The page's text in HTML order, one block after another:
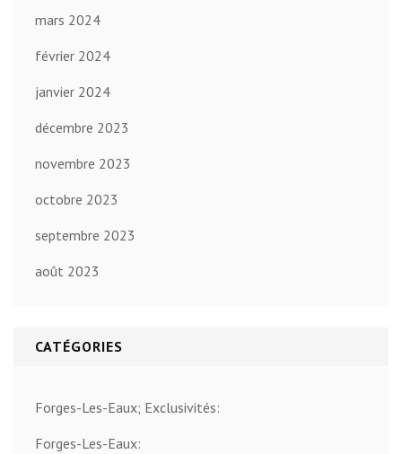
mars 2024
février 2024
janvier 2024
décembre 2023
novembre 2023
octobre 2023
septembre 2023
août 2023
CATÉGORIES
Forges-Les-Eaux; Exclusivités:
Forges-Les-Eaux: